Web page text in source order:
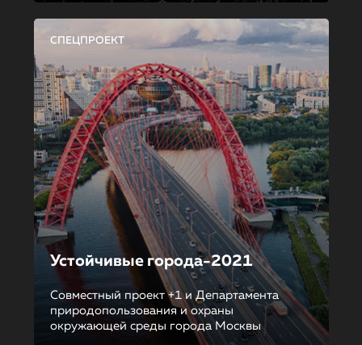
СПЕЦПРОЕКТ
Устойчивые города-2021
Совместный проект +1 и Департамента
природопользования и охраны
окружающей среды города Москвы